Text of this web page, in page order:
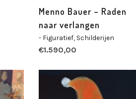
Menno Bauer – Raden
naar verlangen
- Figuratief, Schilderijen
€1.590,00